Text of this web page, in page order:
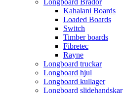
Kahalani Boards
Loaded Boards
Switch
Timber boards
Fibretec
Rayne
Longboard truckar
Longboard hjul
Longboard kullager
Longboard slidehandskar